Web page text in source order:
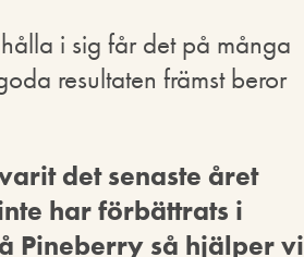
i sig får det på många
resultaten främst beror
det senaste året
har förbättrats i
Pineberry så hjälper vi